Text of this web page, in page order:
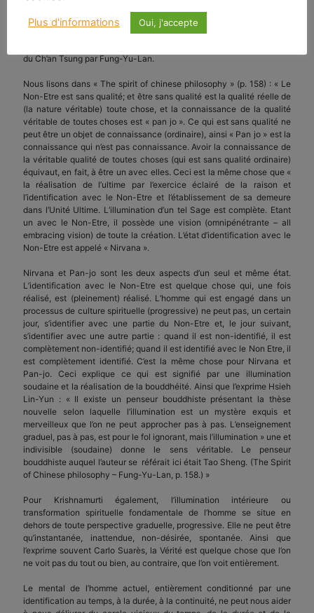
Toutes ces notions, nous les retrouvons exprimées, développées et
du Ch’an Tsung par Fung-Yu-Lan.
Nous lisons dans « The spirit of chinese philosophy » (p. 158) : « Le
Non-Etre est sans qualité; et être sans qualité est la qualité réelle de
(la nature véritable) toute chose, et la connaissance de la qualité
véritable de toutes choses est « pan jo ». Ce qui est sans qualité ne
peut être un objet de connaissance (ordinaire), ainsi « Pan jo » est la
connaissance qui n’est pas connaissance. Avoir la connaissance de
la véritable qualité de toutes choses (qui est sans qualité ordinaire)
équivaut, en fait, à être un avec elles. Ceci est la même chose que «
la réalisation de l’ultime par l’exercice éclairé de la raison et
l’identification avec le Non-Etre et l’établissement de sa demeure
dans l’Unité Ultime. L’illumination d’un tel Sage est complète. Etant
un avec le Non-Etre, il possède une vision (omnipénétrante – all
embracing vision) de toute la création. L’état d’identification avec le
Non-Etre est appelé « Nirvana ».
Nirvana et Pan-jo sont les deux aspects d’un seul et même état.
L’identification avec le Non-Etre est quelque chose qui, une fois
réalisé, est (pleinement) réalisé. L’homme qui est engagé dans un
processus de culture spirituelle (progressive) ne peut pas, un certain
jour, s’identifier avec une partie du Non-Etre et, le jour suivant,
s’identifier avec une autre partie : quand il est non-identifié, il est
complètement non-identifié; quand il est identifié avec le Non Etre, il
est complètement identifié. C’est la même chose pour Nirvana et
Pan-jo. Ceci explique ce qui est signifié par une illumination
soudaine et la réalisation de la bouddhéité. Ainsi que l’exprime Hsieh
Lin-Yun : « Il existe un penseur bouddhiste présentant la thèse
nouvelle selon laquelle l’illumination est un mystère exquis et
merveilleux que l’on ne peut approcher pas à pas. L’enseignement
graduel, pas à pas, est pour le fol ignorant, mais l’illumination » une et
indivisible (soudaine) donne le sens véritable. Le penseur
bouddhiste auquel l’auteur se référait ici était Tao Sheng. (The Spirit
of Chinese philosophy – Fung-Yu-Lan, p. 158.) »
Pour Krishnamurti également, l’illumination intérieure ou
transformation spirituelle fondamentale de l’homme se situe en
dehors de toute perspective graduelle, progressive. Elle ne peut être
qu’instantanée, inattendue, non-désirée, spontanée. Ainsi que
l’exprime souvent Carlo Suarès, la Vérité est quelque chose que l’on
ne voit pas du tout ou bien, au contraire, que l’on voit entièrement.
Le mental de l’homme actuel, entièrement conditionné par une
identification au temps, à la durée, à la continuité, ne peut nous aider
Plus d'informations Oui, j'accepte